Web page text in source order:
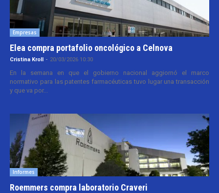
Empresas
Elea compra portafolio oncológico a Celnova
Cristina Kroll - 20/03/2026 10:30
En la semana en que el gobierno nacional aggiornó el marco
normativo para las patentes farmacéuticas tuvo lugar una transacción
y que va por...
Informes
Roemmers compra laboratorio Craveri